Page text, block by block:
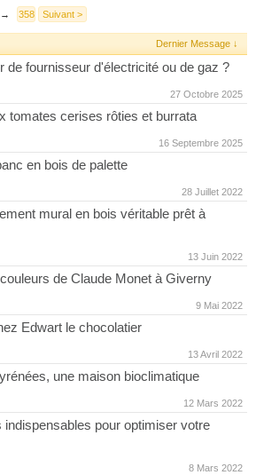
→ 358 Suivant >
Dernier Message ↓
de fournisseur d'électricité ou de gaz ?
27 Octobre 2025
tomates cerises rôties et burrata
16 Septembre 2025
en bois de palette
28 Juillet 2022
mural en bois véritable prêt à
13 Juin 2022
de Claude Monet à Giverny
9 Mai 2022
Edwart le chocolatier
13 Avril 2022
une maison bioclimatique
12 Mars 2022
indispensables pour optimiser votre
8 Mars 2022